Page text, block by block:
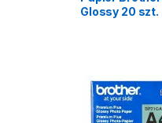
Glossy 20 szt.